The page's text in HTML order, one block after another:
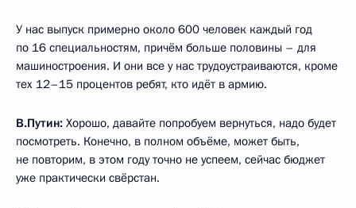
У нас выпуск примерно около 600 человек каждый год
по 16 специальностям, причём больше половины – для
машиностроения. И они все у нас трудоустраиваются, кроме
тех 12–15 процентов ребят, кто идёт в армию.
В.Путин: Хорошо, давайте попробуем вернуться, надо будет
посмотреть. Конечно, в полном объёме, может быть,
не повторим, в этом году точно не успеем, сейчас бюджет
уже практически свёрстан.